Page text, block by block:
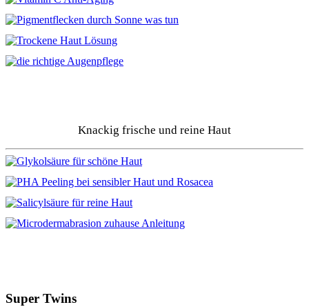
Knackig frische und reine Haut
Super Twins